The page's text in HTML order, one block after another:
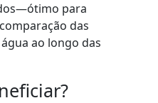
para
das
ao longo das